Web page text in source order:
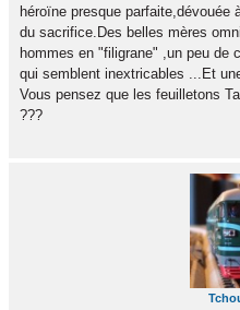
héroïne presque
du sacrifice.Des belles mères
hommes en "filigrane" ,un peu de
qui semblent inextricables ...Et
Vous pensez que les feuilletons
???